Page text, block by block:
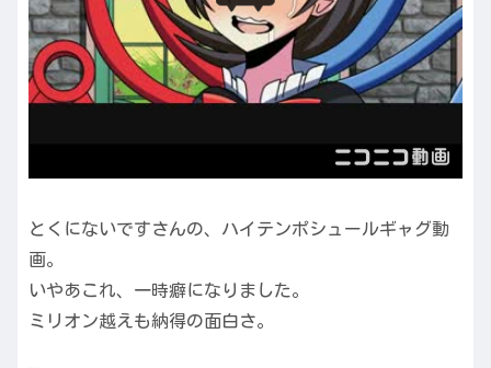
とくにないですさんの、ハイテンポシュールギャグ動
画。
いやあこれ、一時癖になりました。
ミリオン越えも納得の面白さ。